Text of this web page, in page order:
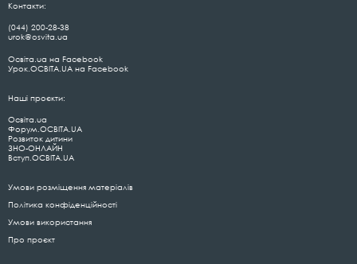
Контакти:
(044) 200-28-38
urok@osvita.ua
Освіта.ua на Facebook
Урок.ОСВІТА.UA на Facebook
Наші проєкти:
Освіта.ua
Форум.ОСВІТА.UA
Розвиток дитини
ЗНО-ОНЛАЙН
Вступ.ОСВІТА.UA
Умови розміщення матеріалів
Політика конфіденційності
Умови використання
Про проєкт